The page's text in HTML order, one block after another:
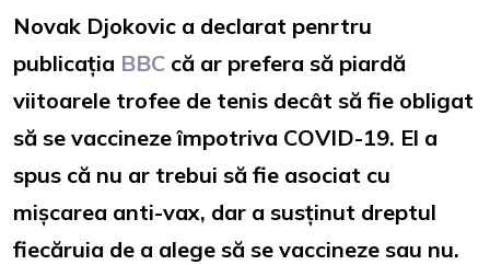
Novak Djokovic a declarat penrtru
publicația BBC că ar prefera să piardă
viitoarele trofee de tenis decât să fie obligat
să se vaccineze împotriva COVID-19. El a
spus că nu ar trebui să fie asociat cu
mișcarea anti-vax, dar a susținut dreptul
fiecăruia de a alege să se vaccineze sau nu.